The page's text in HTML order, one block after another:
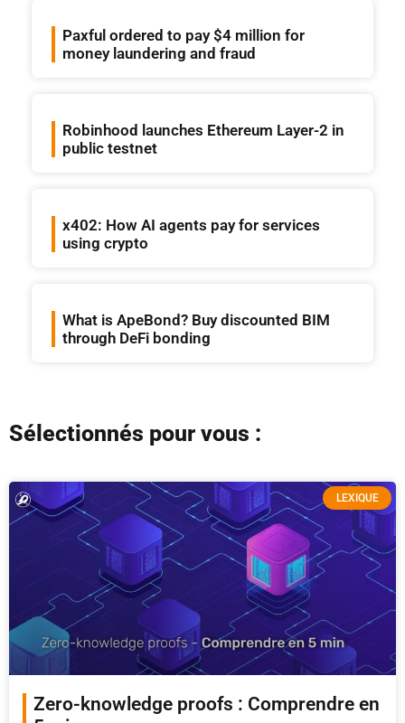
Paxful ordered to pay $4 million for
money laundering and fraud
Robinhood launches Ethereum Layer-2 in
public testnet
x402: How AI agents pay for services
using crypto
What is ApeBond? Buy discounted BIM
through DeFi bonding
Sélectionnés pour vous :
LEXIQUE
Zero-knowledge proofs : Comprendre en